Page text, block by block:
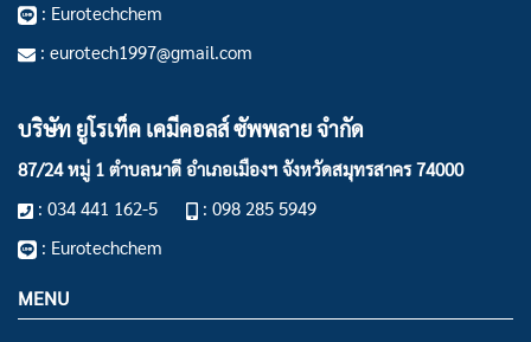
: Eurotechchem
: eurotech1997@gmail.com
บริษัท ยูโรเท็ค เคมีคอลส์ ซัพพลาย จำกัด
87/24 หมู่ 1 ตำบลนาดี อำเภอเมืองฯ จังหวัดสมุทรสาคร 74000
: 034 441 162-5 : 098 285 5949
: Eurotechchem
MENU